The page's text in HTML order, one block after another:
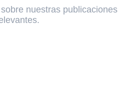
nuestras publicaciones